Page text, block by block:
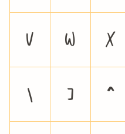
V
W X
\
] ^